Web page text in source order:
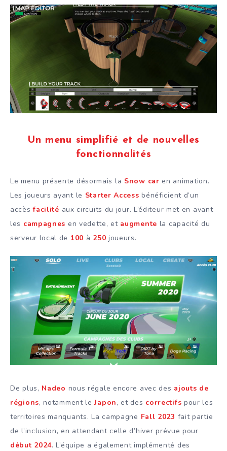
Un menu simplifié et de nouvelles
fonctionnalités
Le menu présente désormais la Snow car en animation.
Les joueurs ayant le Starter Access bénéficient d’un
accèsfacilité aux circuits du jour. L’éditeur met en avant
les campagnes en vedette, et augmente la capacité du
serveur local de 100 à 250 joueurs.
De plus, Nadeo nous régale encore avec des ajouts de
régions, notamment leJapon, et des correctifs pour les
territoires manquants. La campagne Fall 2023 fait partie
de l’inclusion, en attendant celle d’hiver prévue pour
début 2024. L’équipe a également implémenté des